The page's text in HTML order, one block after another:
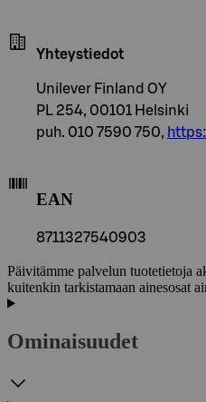
Yhteystiedot
Unilever Finland OY
PL 254, 00101 Helsinki
puh. 010 7590 750,
EAN
8711327540903
Päivitämme palvelun tuotetietoja
kuitenkin tarkistamaan ainesosat
Ominaisuudet